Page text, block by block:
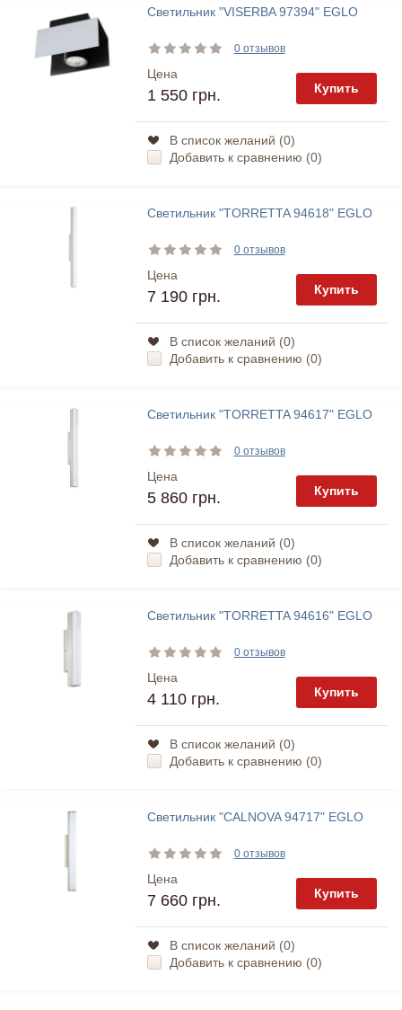
Светильник "VISERBA 97394" EGLO
0 отзывов
Цена
1 550 грн. Купить
В список желаний (0)
Добавить к сравнению (0)
Светильник "TORRETTA 94618" EGLO
0 отзывов
Цена
7 190 грн. Купить
В список желаний (0)
Добавить к сравнению (0)
Светильник "TORRETTA 94617" EGLO
0 отзывов
Цена
5 860 грн. Купить
В список желаний (0)
Добавить к сравнению (0)
Светильник "TORRETTA 94616" EGLO
0 отзывов
Цена
4 110 грн. Купить
В список желаний (0)
Добавить к сравнению (0)
Светильник "CALNOVA 94717" EGLO
0 отзывов
Цена
7 660 грн. Купить
В список желаний (0)
Добавить к сравнению (0)